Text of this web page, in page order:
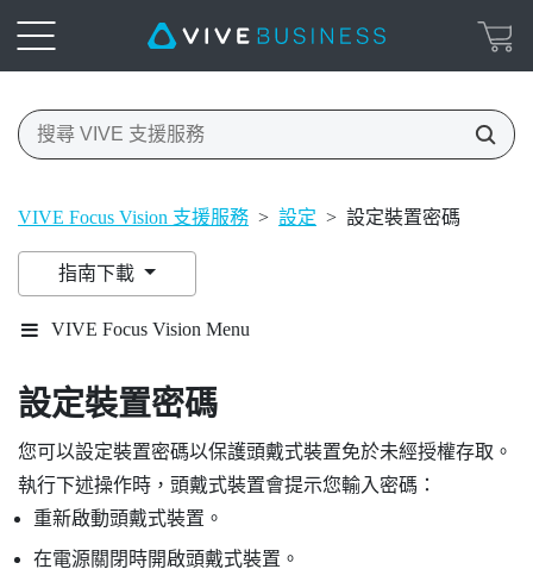
VIVE Focus Vision 支援服務 > 設定 > 設定裝置密碼
指南下載
VIVE Focus Vision Menu
設定裝置密碼
您可以設定裝置密碼以保護頭戴式裝置免於未經授權存取。
執行下述操作時，頭戴式裝置會提示您輸入密碼：
重新啟動頭戴式裝置。
在電源關閉時開啟頭戴式裝置。